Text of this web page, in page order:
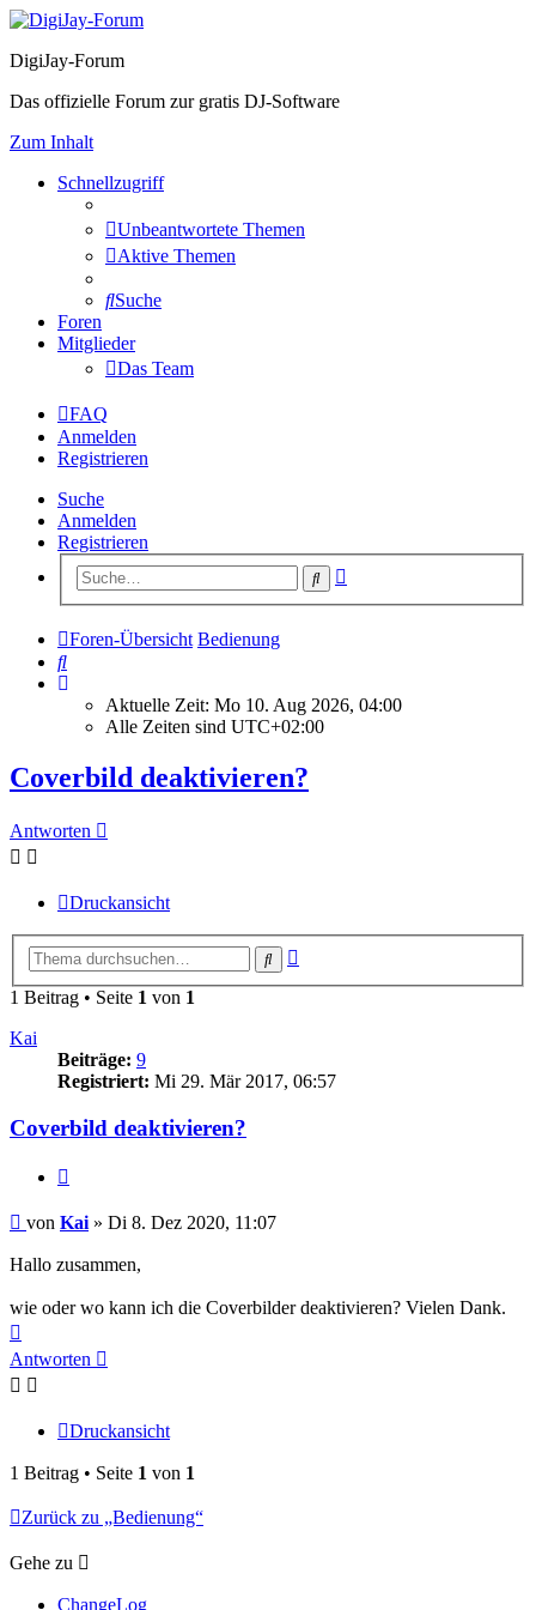
DigiJay-Forum
Das offizielle Forum zur gratis DJ-Software
Zum Inhalt
Schnellzugriff
Unbeantwortete Themen
Aktive Themen
Suche
Foren
Mitglieder
Das Team
FAQ
Anmelden
Registrieren
Suche
Anmelden
Registrieren
Suche
Foren-Übersicht Bedienung
Suche
Aktuelle Zeit: Mo 10. Aug 2026, 04:00
Alle Zeiten sind UTC+02:00
Coverbild deaktivieren?
Antworten
Druckansicht
Suche
1 Beitrag • Seite 1 von 1
Kai
Beiträge: 9
Registriert: Mi 29. Mär 2017, 06:57
Coverbild deaktivieren?
Beitrag
von Kai» Di 8. Dez 2020, 11:07
Hallo zusammen,
wie oder wo kann ich die Coverbilder deaktivieren? Vielen Dank.
oben
Antworten
Druckansicht
1 Beitrag • Seite 1 von 1
Zurück zu „Bedienung“
Gehe zu
ChangeLog